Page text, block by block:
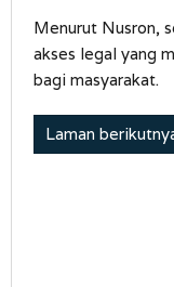
Menurut Nusron,
akses legal yang
bagi masyarakat.
Laman